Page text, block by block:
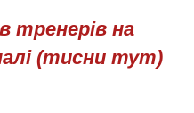
тренерів на
(тисни тут)